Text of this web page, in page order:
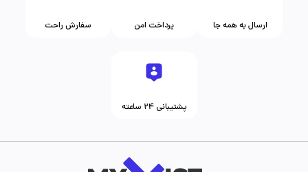
سفارش راحت پرداخت امن ارسال به همه جا
پشتیبانی ۲۴ ساعته